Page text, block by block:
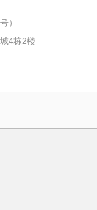
）
4栋2楼